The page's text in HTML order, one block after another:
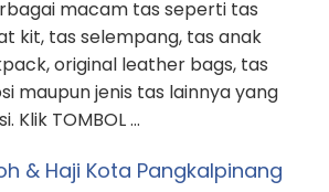
macam tas seperti tas
kit, tas selempang, tas anak
original leather bags, tas
maupun jenis tas lainnya yang
Klik TOMBOL …
& Haji Kota Pangkalpinang